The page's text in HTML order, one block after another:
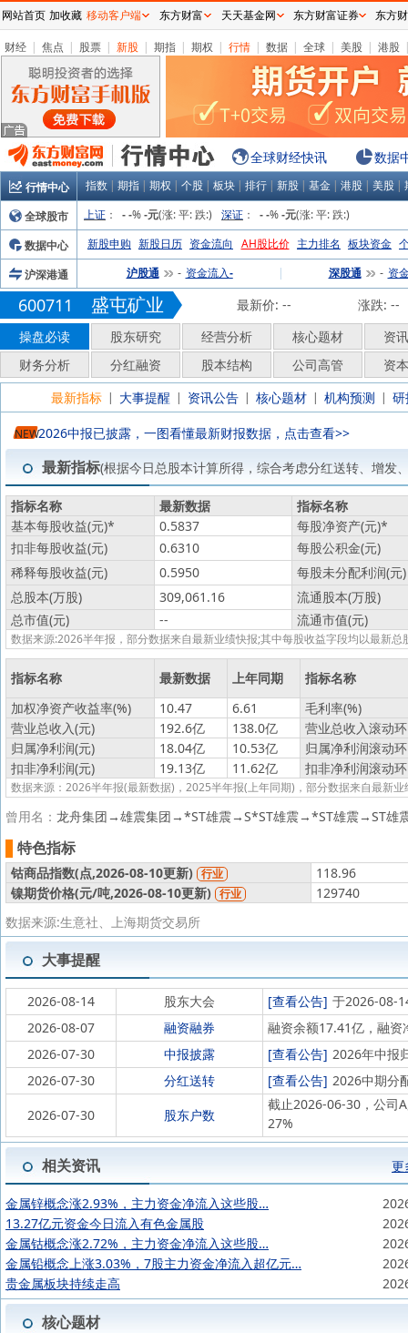
财经 | 焦点 | 股票 | 新股 | 期指 | 期权 | 行情 | 数据 | 全球 | 美股 | 港股
全球财经快讯 数据
行情中心 指数 | 期指 | 期权 | 个股 | 板块 | 排行 | 新股 | 基金 | 港股 | 美股 |
全球股市
上证 ： - -% -元(涨:平:跌:) 深证 ： - -% -元(涨:平:跌:)
数据中心
新股申购 新股日历 资金流向 AH股比价 主力排名 板块资金
沪深港通
沪股通 - 资金流入- | 深股通 - 资
600711 盛屯矿业 最新价: -- 涨跌: --
操盘必读
股东研究 经营分析 核心题材
资
财务分析
分红融资 股本结构 公司高管
资
最新指标 | 大事提醒 | 资讯公告 | 核心题材 | 机构预测 |
NEW2026中报已披露，一图看懂最新财报数据，点击查看>>
最新指标(根据今日总股本计算所得，综合考虑分红送转、增发
指标名称 最新数据
指标名称
基本每股收益(元)* 0.5837 每股净资产(元)*
扣非每股收益(元)
0.6310
每股公积金(元)
稀释每股收益(元)
0.5950
每股未分配利润(元)
总股本(万股)
309,061.16
流通股本(万股)
总市值(元)
-- 流通市值(元)
数据来源:2026半年报，部分数据来自最新业绩快报;其中每股收益字段均以最新
指标名称 最新数据 上年同期
指标名称
加权净资产收益率(%)
10.47 6.61
毛利率(%)
营业总收入(元)
192.6亿 138.0亿
营业总收入滚动
归属净利润(元)
18.04亿 10.53亿
归属净利润滚动
扣非净利润(元)
19.13亿 11.62亿 扣非净利润滚动
数据来源：2026半年报(最新数据)，2025半年报(上年同期)，部分数据来自最新业
曾用名： 龙舟集团→雄震集团→*ST雄震→S*ST雄震→*ST雄震→ST雄
特色指标
钴商品指数(点,2026-08-10更新) 行业
118.96
镍期货价格(元/吨,2026-08-10更新) 行业
129740
数据来源:生意社、上海期货交易所
大事提醒
2026-08-14 股东大会 [查看公告] 于2026-08-
2026-08-07
融资融券
融资余额17.41亿，融资
2026-07-30
中报披露 [查看公告] 2026年中报
2026-07-30
分红送转 [查看公告] 2026中期分
2026-07-30
股东户数
截止2026-06-30，公司
27%
相关资讯 更
金属锌概念涨2.93%，主力资金净流入这些股…
13.27亿元资金今日流入有色金属股
金属钴概念涨2.72%，主力资金净流入这些股…
金属铅概念上涨3.03%，7股主力资金净流入超亿元…
贵金属板块持续走高
核心题材
网站首页 加收藏 移动客户端 东方财富 天天基金网 东方财富证券 东方